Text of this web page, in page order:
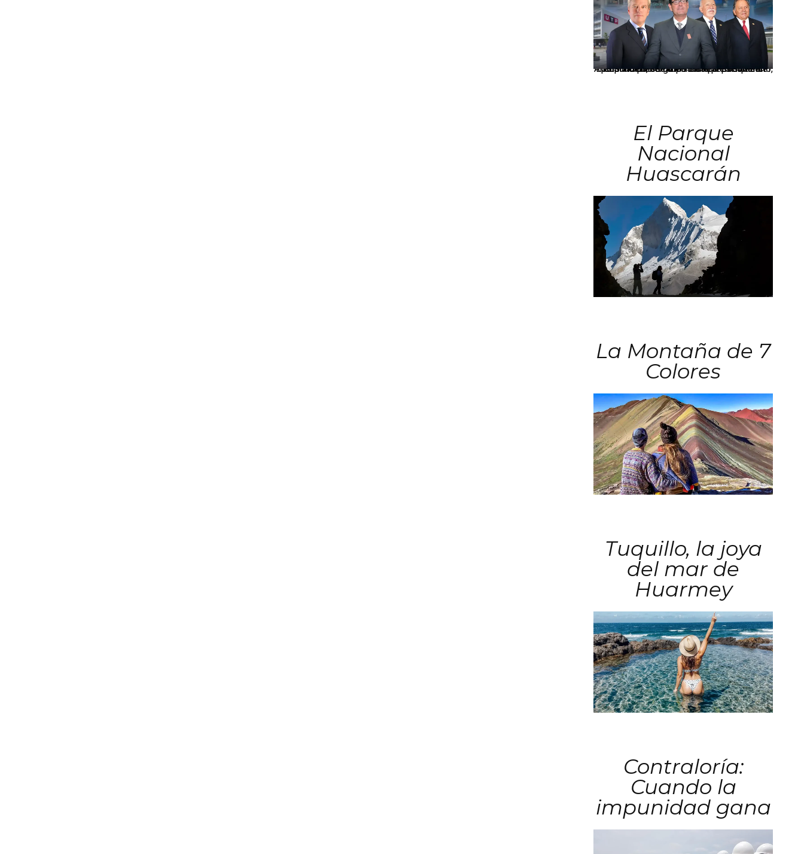
Los principales grupos empresariales del país mantienen una fuerte presencia en Áncash mediante inversiones en comercio, educación, salud e industria pesquera.
El Parque
Nacional
Huascarán
La Montaña de 7
Colores
Tuquillo, la joya
del mar de
Huarmey
Contraloría:
Cuando la
impunidad gana